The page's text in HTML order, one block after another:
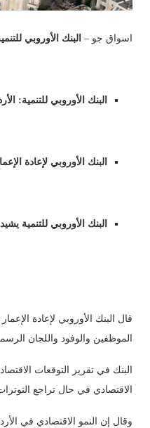
اسواق جو – البنك الأوروبي
البنك الأوروبي للتنمية:
البنك الأوروبي لإعادة الإعمار
البنك الأوروبي للتنمية
قال البنك الأوروبي لإعادة
الموظفين والوفود واللجان
الاقتصادي في حال تراجع التوترات الإقليمية، بعد نمو بلغ 2.8%
وقال إن النمو الاقتصادي في الأردن ارتفع من 2.5% في عام 2024 إلى 2.8% في عام 2025، مدفوعا بتعافي قطاع السياحة وأداء الصادرات، رغم استمرار